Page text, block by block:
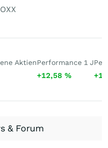
AktienPerformance 1 J
+12,58 %
& Forum